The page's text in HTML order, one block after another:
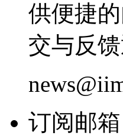
供便捷
交与反馈
订阅邮箱